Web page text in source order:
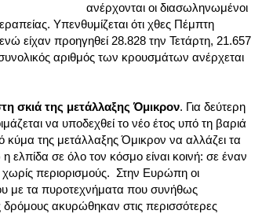
ανέρχονται οι διασωληνωμένοι
Υπενθυμίζεται ότι χθες Πέμπτη
είχαν προηγηθεί 28.828 την Τετάρτη, 21.657
αριθμός των κρουσμάτων ανέρχεται
σκιά της μετάλλαξης Όμικρον. Για δεύτερη
να υποδεχθεί το νέο έτος υπό τη βαριά
κύμα της μετάλλαξης Όμικρον να αλλάζει τα
σε όλο τον κόσμο είναι κοινή: σε έναν
περιορισμούς. Στην Ευρώπη οι
με τα πυροτεχνήματα που συνήθως
δρόμους ακυρώθηκαν στις περισσότερες